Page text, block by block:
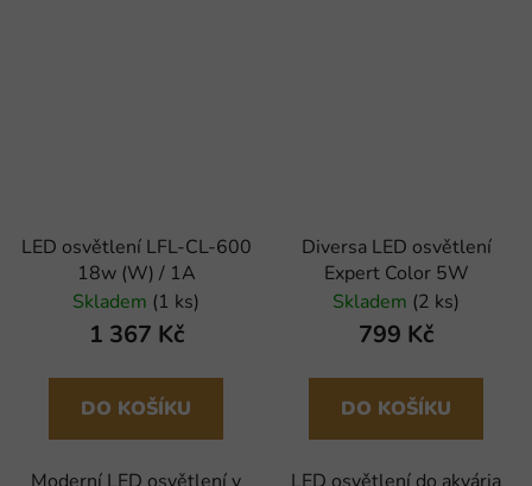
LED osvětlení LFL-CL-600
18w (W) / 1A
Skladem (1 ks)
1 367 Kč
DO KOŠÍKU
Diversa LED osvětlení
Expert Color 5W
Skladem (2 ks)
799 Kč
DO KOŠÍKU